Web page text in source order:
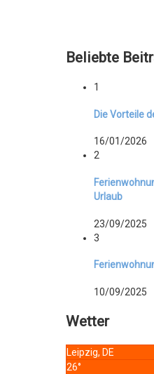
Beliebte
1
Die Vorteile
16/01/2026
2
Urlaub
23/09/2025
3
10/09/2025
Wetter
Leipzig, DE
26°